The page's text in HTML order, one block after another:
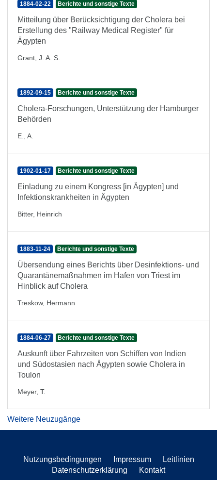
1884-02-22 Berichte und sonstige Texte
Mitteilung über Berücksichtigung der Cholera bei
Erstellung des "Railway Medical Register" für
Ägypten
Grant, J. A. S.
1892-09-15 Berichte und sonstige Texte
Cholera-Forschungen, Unterstützung der Hamburger
Behörden
E., A.
1902-01-17 Berichte und sonstige Texte
Einladung zu einem Kongress [in Ägypten] und
Infektionskrankheiten in Ägypten
Bitter, Heinrich
1883-11-24 Berichte und sonstige Texte
Übersendung eines Berichts über Desinfektions- und
Quarantänemaßnahmen im Hafen von Triest im
Hinblick auf Cholera
Treskow, Hermann
1884-06-27 Berichte und sonstige Texte
Auskunft über Fahrzeiten von Schiffen von Indien
und Südostasien nach Ägypten sowie Cholera in
Toulon
Meyer, T.
Weitere Neuzugänge
Nutzungsbedingungen Impressum
Leitlinien
Datenschutzerklärung
Kontakt